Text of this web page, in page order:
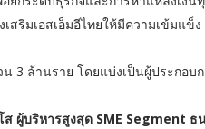
สริมเอสเอ็มอีไทยให้มีความเข้มแ
3 ล้านราย โดยแบ่งเป็นผู้ประกอบ
ผู้บริหารสูงสุด SME Segment